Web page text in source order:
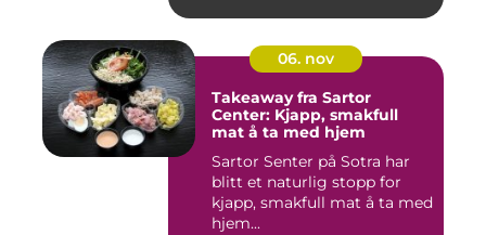
06. nov
Takeaway fra Sartor
Center: Kjapp, smakfull
mat å ta med hjem
Sartor Senter på Sotra har
blitt et naturlig stopp for
kjapp, smakfull mat å ta med
hjem...